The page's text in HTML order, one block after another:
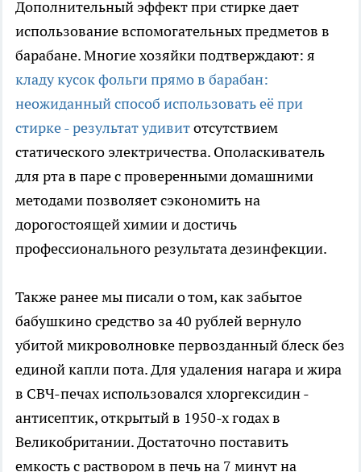
Дополнительный эффект при стирке дает
использование вспомогательных предметов в
барабане. Многие хозяйки подтверждают: я
кладу кусок фольги прямо в барабан:
неожиданный способ использовать её при
стирке - результат удивитотсутствием
статического электричества. Ополаскиватель
для рта в паре с проверенными домашними
методами позволяет сэкономить на
дорогостоящей химии и достичь
профессионального результата дезинфекции.
Также ранее мы писали о том, как забытое
бабушкино средство за 40 рублей вернуло
убитой микроволновке первозданный блеск без
единой капли пота. Для удаления нагара и жира
в СВЧ-печах использовался хлоргексидин -
антисептик, открытый в 1950-х годах в
Великобритании. Достаточно поставить
емкость с раствором в печь на 7 минут на